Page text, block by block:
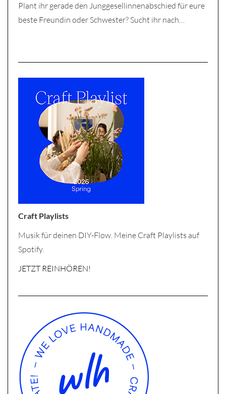
Plant ihr gerade den Junggesellinnenabschied für eure
beste Freundin oder Schwester? Sucht ihr nach…
Craft Playlists
Musik für deinen DIY-Flow. Meine Craft Playlists auf
Spotify.
JETZT REINHÖREN!